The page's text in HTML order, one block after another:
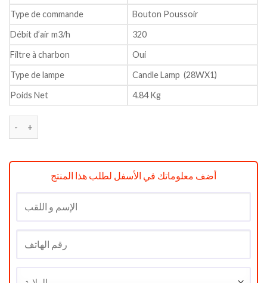
Type de commande
Bouton Poussoir
Débit d’air m3/h
320
Filtre à charbon
Oui
Type de lampe
Candle Lamp (28WX1)
Poids Net
4.84 Kg
أضف معلوماتك في الأسفل لطلب هذا المنتج